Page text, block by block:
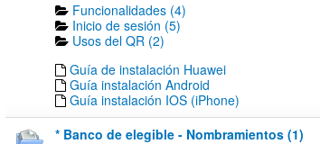
Funcionalidades (4)
Inicio de sesión (5)
Usos del QR (2)
Guía de instalación Huawei
Guía instalación Android
Guía instalación IOS (iPhone)
* Banco de elegible - Nombramientos (1)